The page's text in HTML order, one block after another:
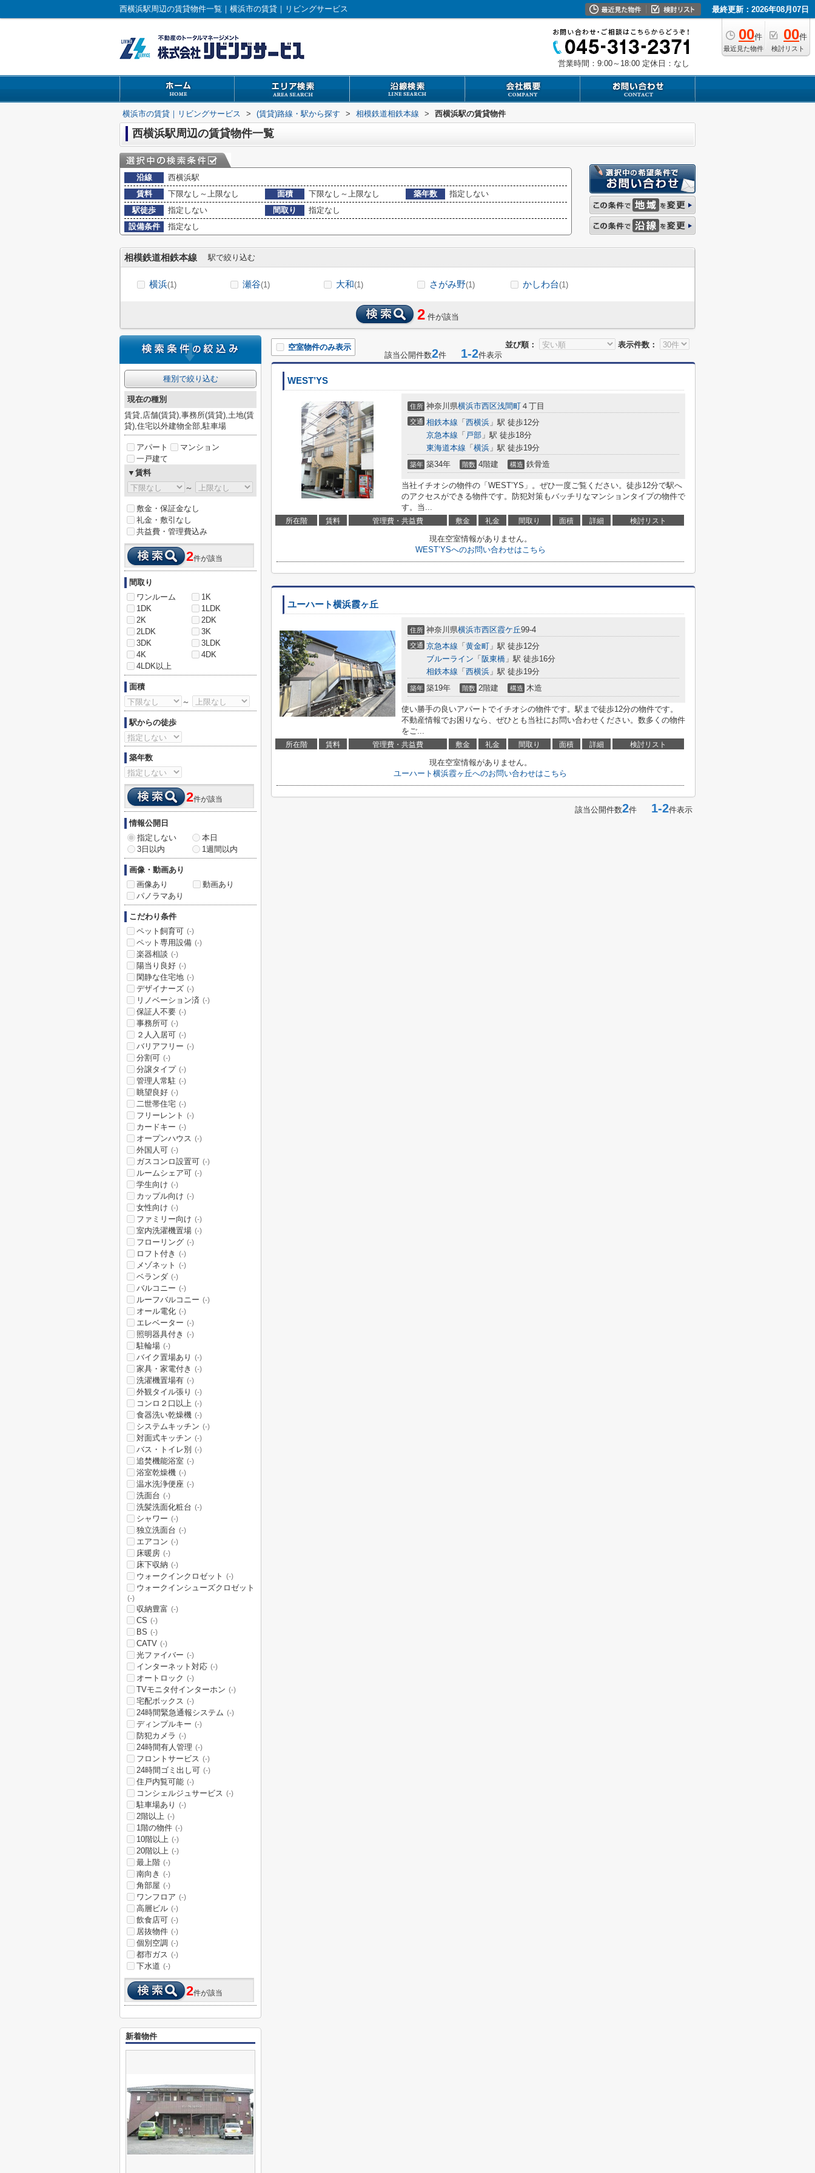
西横浜駅周辺の賃貸物件一覧｜横浜市の賃貸｜リビングサービス 最終更新：2026年08月07日
00件
最近見た物件
00件
検討リスト
営業時間：9:00～18:00 定休日：なし
横浜市の賃貸｜リビングサービス > (賃貸)路線・駅から探す > 相模鉄道相鉄本線 > 西横浜駅の賃貸物件
西横浜駅周辺の賃貸物件一覧
沿線
西横浜駅
賃料
下限なし～上限なし 面積 下限なし～上限なし 築年数
指定しない
駅徒歩
指定しない 間取り
指定なし
設備条件
指定なし
相模鉄道相鉄本線 駅で絞り込む
横浜(1) 瀬谷(1) 大和(1) さがみ野(1) かしわ台(1)
2 件が該当
並び順： 表示件数：
空室物件のみ表示
該当公開件数2件 1-2件表示
WEST’YS
住所 神奈川県横浜市西区浅間町 ４丁目
交通 相鉄本線 「 西横浜 」駅 徒歩12分
京急本線 「 戸部 」駅 徒歩18分
東海道本線 「 横浜 」駅 徒歩19分
築年 築34年 階数 4階建 構造 鉄骨造
当社イチオシの物件の「WEST’YS」。ぜひ一度ご覧ください。徒歩12分で駅へ
のアクセスができる物件です。防犯対策もバッチリなマンションタイプの物件で
す。当...
所在階 賃料 管理費・共益費 敷金 礼金 間取り 面積 詳細 検討リスト
現在空室情報がありません。
WEST’YSへのお問い合わせはこちら
ユーハート横浜霞ヶ丘
住所 神奈川県横浜市西区霞ケ丘99-4
交通 京急本線 「 黄金町 」駅 徒歩12分
ブルーライン 「 阪東橋 」駅 徒歩16分
相鉄本線 「 西横浜 」駅 徒歩19分
築年 築19年 階数 2階建 構造 木造
使い勝手の良いアパートでイチオシの物件です。駅まで徒歩12分の物件です。
不動産情報でお困りなら、ぜひとも当社にお問い合わせください。数多くの物件
をご...
所在階 賃料 管理費・共益費 敷金 礼金 間取り 面積 詳細 検討リスト
現在空室情報がありません。
ユーハート横浜霞ヶ丘へのお問い合わせはこちら
該当公開件数2件 1-2件表示
種別で絞り込む
現在の種別
賃貸,店舗(賃貸),事務所(賃貸),土地(賃
貸),住宅以外建物全部,駐車場
アパート
マンション
一戸建て
▼賃料
～
敷金・保証金なし
礼金・敷引なし
共益費・管理費込み
2件が該当
間取り
ワンルーム
1K
1DK
1LDK
2K
2DK
2LDK
3K
3DK
3LDK
4K
4DK
4LDK以上
面積
～
駅からの徒歩
築年数
2件が該当
情報公開日
指定しない
本日
3日以内
1週間以内
画像・動画あり
画像あり
動画あり
パノラマあり
こだわり条件
ペット飼育可 (-)
ペット専用設備 (-)
楽器相談 (-)
陽当り良好 (-)
閑静な住宅地 (-)
デザイナーズ (-)
リノベーション済 (-)
保証人不要 (-)
事務所可 (-)
２人入居可 (-)
バリアフリー (-)
分割可 (-)
分譲タイプ (-)
管理人常駐 (-)
眺望良好 (-)
二世帯住宅 (-)
フリーレント (-)
カードキー (-)
オープンハウス (-)
外国人可 (-)
ガスコンロ設置可 (-)
ルームシェア可 (-)
学生向け (-)
カップル向け (-)
女性向け (-)
ファミリー向け (-)
室内洗濯機置場 (-)
フローリング (-)
ロフト付き (-)
メゾネット (-)
ベランダ (-)
バルコニー (-)
ルーフバルコニー (-)
オール電化 (-)
エレベーター (-)
照明器具付き (-)
駐輪場 (-)
バイク置場あり (-)
家具・家電付き (-)
洗濯機置場有 (-)
外観タイル張り (-)
コンロ２口以上 (-)
食器洗い乾燥機 (-)
システムキッチン (-)
対面式キッチン (-)
バス・トイレ別 (-)
追焚機能浴室 (-)
浴室乾燥機 (-)
温水洗浄便座 (-)
洗面台 (-)
洗髪洗面化粧台 (-)
シャワー (-)
独立洗面台 (-)
エアコン (-)
床暖房 (-)
床下収納 (-)
ウォークインクロゼット (-)
ウォークインシューズクロゼット
(-)
収納豊富 (-)
CS (-)
BS (-)
CATV (-)
光ファイバー (-)
インターネット対応 (-)
オートロック (-)
TVモニタ付インターホン (-)
宅配ボックス (-)
24時間緊急通報システム (-)
ディンプルキー (-)
防犯カメラ (-)
24時間有人管理 (-)
フロントサービス (-)
24時間ゴミ出し可 (-)
住戸内覧可能 (-)
コンシェルジュサービス (-)
駐車場あり (-)
2階以上 (-)
1階の物件 (-)
10階以上 (-)
20階以上 (-)
最上階 (-)
南向き (-)
角部屋 (-)
ワンフロア (-)
高層ビル (-)
飲食店可 (-)
居抜物件 (-)
個別空調 (-)
都市ガス (-)
下水道 (-)
2件が該当
新着物件